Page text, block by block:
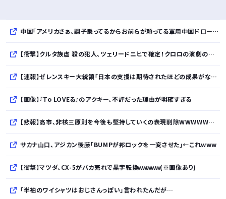
中国「アメリカさぁ、調子乗ってるからお前らが頼ってる軍用中国ドローン輸出禁止するわw」
【衝撃】クルタ族虐 殺の犯人、ツェリードニヒで確定！クロロの演劇のせいで2人も無駄死ににwwww
【速報】ゼレンスキー大統領「日本の支援は期待されたほどの成果がない」WWWWWWWWWWW
【画像】『To LOVEる』のアクキー、不評だった理由が明確すぎる
【悲報】高市、非核三原則を今後も堅持していくの表現削除WWWWWWWWWWWWWWWWWWWWWWWWWWWWWWWWWWWWWWWWWW
サカナ山口、アジカン後藤「BUMPが邦ロックを一変させた」←これwww
【衝撃】マツダ、CX-5がバカ売れで黒字転換ｗｗｗｗｗ(※画像あり)
「半袖のワイシャツはおじさんっぽい」言われたんだが…